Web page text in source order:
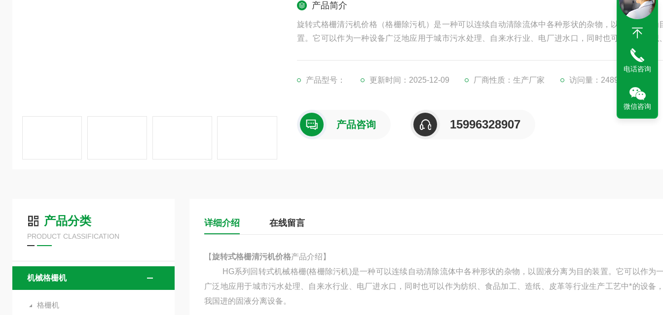
产品简介
旋转式格栅清污机价格（格栅除污机）是一种可以连续自动清除流体中各种形状的杂物，以固液分离为
置。它可以作为一种设备广泛地应用于城市污水处理、自来水行业、电厂进水口，同时也可以作为纺织
产品型号： 更新时间：2025-12-09 厂商性质：生产厂家 访问量：2489
产品咨询 15996328907
产品分类
PRODUCT CLASSIFICATION
机械格栅机
格栅机
详细介绍 在线留言
【旋转式格栅清污机价格产品介绍】
HG系列回转式机械格栅(格栅除污机)是一种可以连续自动清除流体中各种形状的杂物，以固液分离为目的装置。它可以作为
广泛地应用于城市污水处理、自来水行业、电厂进水口，同时也可以作为纺织、食品加工、造纸、皮革等行业生产工艺中*的设备
我国进的固液分离设备。
电话咨询
微信咨询